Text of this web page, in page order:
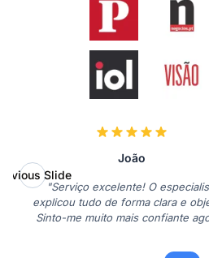
João
"Serviço excelente! O
explicou tudo de forma clara e
Sinto-me muito mais confiante
Slide